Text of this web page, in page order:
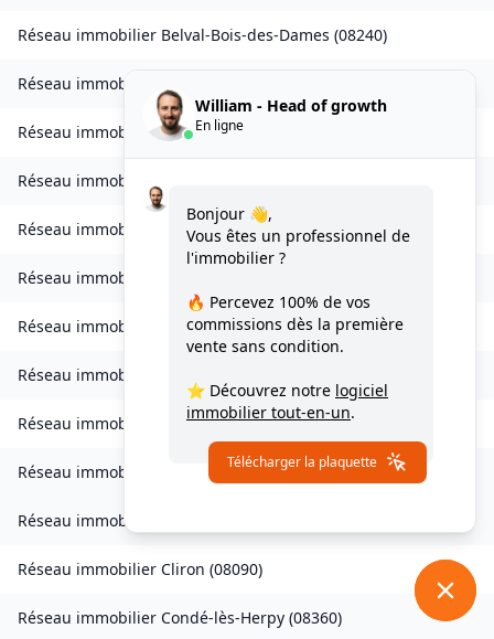
Réseau immobilier Belval-Bois-des-Dames (08240)
Réseau immobilier
Réseau immobilierBogny-sur-Meuse
Réseau immobilier
Réseau immobilier Bulson( 08450)
Réseau immobilier
Réseau immobilier Chalandry-Elaire (08160)
Réseau immobilier
Réseau immobilier Chatel-Chéhéry(08250)
Réseau immobilier Bairon et ses environs(08390
Réseau immobilier
Réseau immobilier Cliron (08090)
Réseau immobilier Condé-lès-Herpy (08360)
William - Head of growth
En ligne
Bonjour 👋,
Vous êtes un professionnel de
l'immobilier ?
🔥 Percevez 100% de vos
commissions dès la première
vente sans condition.
⭐ Découvrez notre logiciel
immobilier tout-en-un.
Télécharger la plaquette